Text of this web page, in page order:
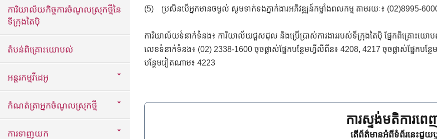
ការិយាល័យកិច្ចការចំណូលស្រុកថ្មីនៃ
ទីក្រុងតៃប៉ិ
តំបន់ពិគ្រោះយោបល់
អន្តរកម្មវីដេអូ
កំណត់ត្រាអ្នកចំណូលស្រុកថ្មី
ការទាញយក
(5)
ប្រសិនបើអ្នកមានចម្ងល់ សូមទាក់ទងភ្នាក់ងារអភិវឌ្ឍន៍កម្លាំងពលកម្ម តាមរយៈ៖ (02)8995-
ការិយាល័យទំនាក់ទំនង៖ ការិយាល័យជួសជុល និងប្រើប្រាស់ការងាររបស់ទីក្រុងតៃប៉ិ ផ្នែកពិគ្រោះយោ
លេខទំនាក់ទំនង៖ (02) 2338-1600 ចុចផ្លាស់ផ្នែកបន្ថែមហ្វីលីពីន៖ 4208, 4217 ចុចផ្លាស់ផ្នែកបន្
បន្ថែមវៀតណាម៖ 4223
ការស្ទង់មតិការពេ
តើព័ត៌មានអំពីទំព័រនេះជួយ